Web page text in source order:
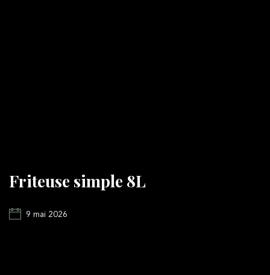
Friteuse simple 8L
9 mai 2026